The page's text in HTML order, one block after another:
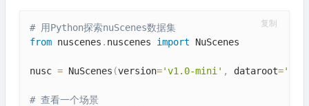
# 用Python探索nuScenes数据集
from nuscenes . nuscenes import NuScenes
nusc = NuScenes (version='v1.0-mini' , dataroot='./
# 查看一个场景
复制